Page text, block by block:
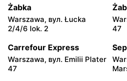
Łódź, вул. Żurawia 14
Żabka
35
104
Żabka
Żabka
Warszawa, вул. Łucka
2/4/6 lok. 2
47
Carrefour Express
Warszawa, вул. Emilii Plater
47